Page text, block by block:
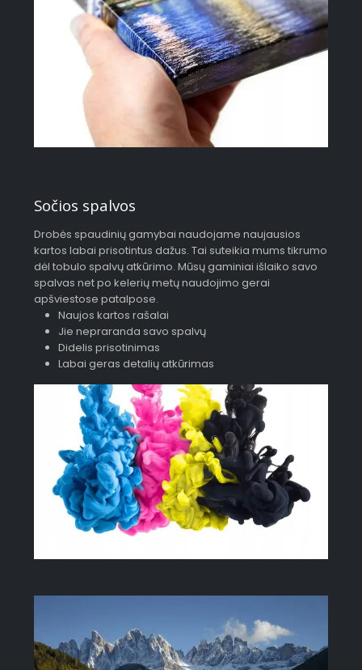
Sočios spalvos
Drobės spaudinių gamybai naudojame naujausios
kartos labai prisotintus dažus. Tai suteikia mums tikrumo
dėl tobulo spalvų atkūrimo. Mūsų gaminiai išlaiko savo
spalvas net po kelerių metų naudojimo gerai
apšviestose patalpose.
Naujos kartos rašalai
Jie nepraranda savo spalvų
Didelis prisotinimas
Labai geras detalių atkūrimas